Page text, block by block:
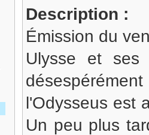
Description :
Émission du
Ulysse et ses
l'Odysseus est
Un peu plus